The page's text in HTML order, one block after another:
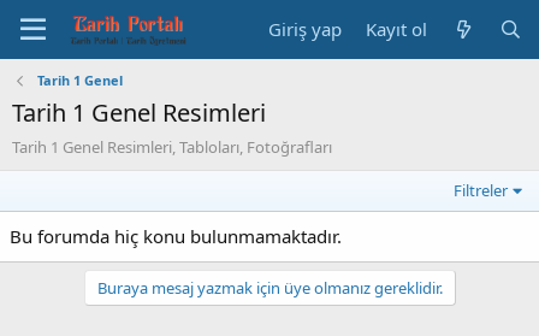
Giriş yap Kayıt ol
Tarih 1 Genel
Tarih 1 Genel Resimleri
Tarih 1 Genel Resimleri, Tabloları, Fotoğrafları
Filtreler
Bu forumda hiç konu bulunmamaktadır.
Buraya mesaj yazmak için üye olmanız gereklidir.